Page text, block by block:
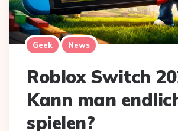
Geek News
Roblox Switch
Kann man
spielen?